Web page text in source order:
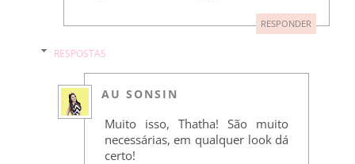
RESPONDER
RESPOSTAS
AU SONSIN
Muito isso, Thatha! São muito
necessárias, em qualquer look dá
certo!